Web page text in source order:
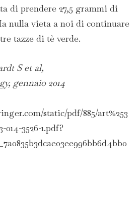
di prendere 27,5 grammi di
nulla vieta a noi di continuare
tazze di tè verde.
S et al,
gennaio 2014
static/pdf/885/art%253
014-3526-1.pdf?